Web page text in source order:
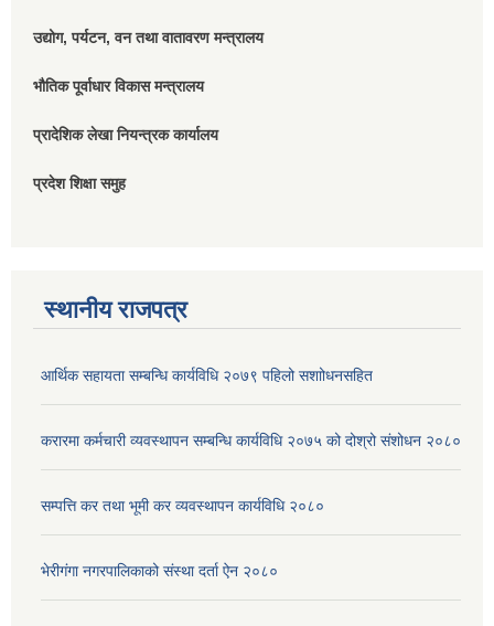
उद्योग, पर्यटन, वन तथा वातावरण मन्त्रालय
भौतिक पूर्वाधार विकास मन्त्रालय
प्रादेशिक लेखा नियन्त्रक कार्यालय
प्रदेश शिक्षा समुह
स्थानीय राजपत्र
आर्थिक सहायता सम्बन्धि कार्यविधि २०७९ पहिलो स‌शाोधनसहित
करारमा कर्मचारी व्यवस्थापन सम्बन्धि कार्यविधि २०७५ को दोश्रो संशोधन २०८०
सम्पत्ति कर तथा भूमी कर व्यवस्थापन कार्यविधि २०८०
भेरीगंगा नगरपालिकाको संस्था दर्ता ऐन २०८०